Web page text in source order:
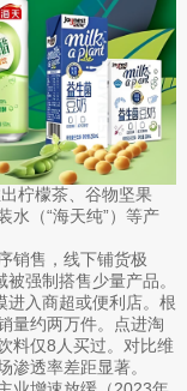
柠檬茶、谷物坚果
水（“海天纯”）等产
销售，线下铺货极
强制搭售少量产品。
进入商超或便利店。根
量约两万件。点进淘
料仅8人买过。对比维
渗透率差距显著。